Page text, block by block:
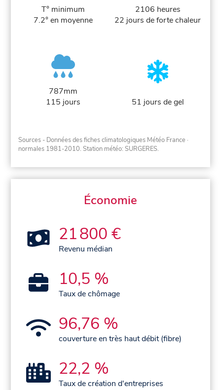
T° minimum
7.2° en moyenne
2106 heures
22 jours de forte chaleur
787mm
115 jours
51 jours de gel
Sources - Données des fiches climatologiques Météo France ·
normales 1981-2010. Station météo: SURGERES.
Économie
21 800 €
Revenu médian
10,5 %
Taux de chômage
96,76 %
couverture en très haut débit (fibre)
22,2 %
Taux de création d'entreprises